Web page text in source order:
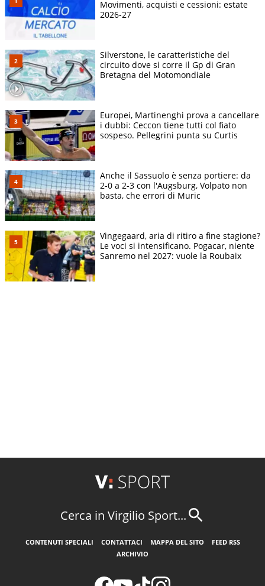
Movimenti, acquisti e cessioni: estate
2026-27
Silverstone, le caratteristiche del
circuito dove si corre il Gp di Gran
Bretagna del Motomondiale
Europei, Martinenghi prova a cancellare
i dubbi: Ceccon tiene tutti col fiato
sospeso. Pellegrini punta su Curtis
Anche il Sassuolo è senza portiere: da
2-0 a 2-3 con l'Augsburg, Volpato non
basta, che errori di Muric
Vingegaard, aria di ritiro a fine stagione?
Le voci si intensificano. Pogacar, niente
Sanremo nel 2027: vuole la Roubaix
Cerca in Virgilio Sport...
CONTENUTI SPECIALI CONTATTACI MAPPA DEL SITO
FEED RSS
ARCHIVIO